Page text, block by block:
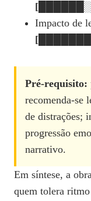
Impacto de
Pré‑requisito:
recomenda‑se
de distrações;
progressão
narrativo.
Em síntese, a
quem tolera